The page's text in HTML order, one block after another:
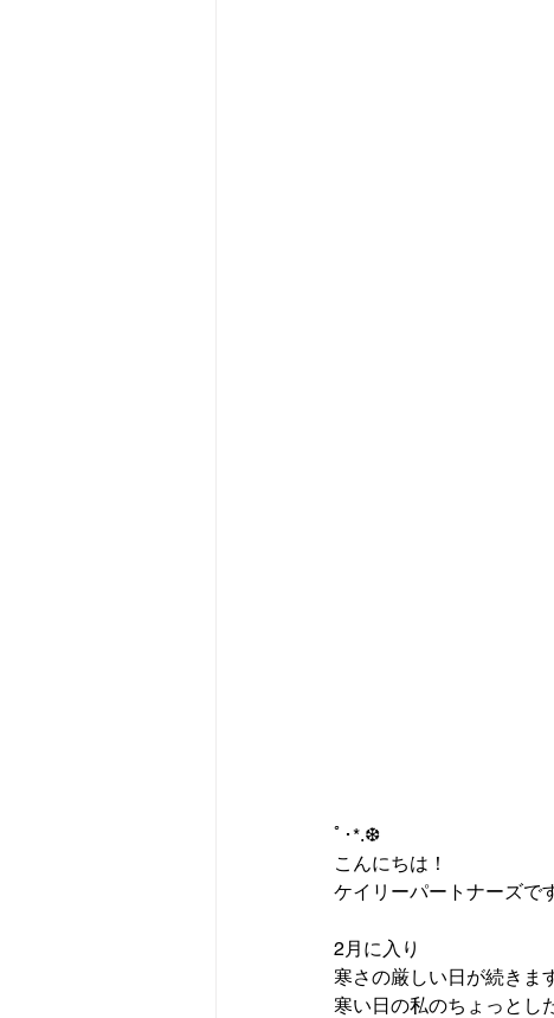
ﾟ･*.❆
こんにちは！
ケイリーパートナーズで
2月に入り
寒さの厳しい日が続きま
寒い日の私のちょっとし